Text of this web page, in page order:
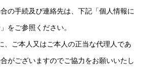
の手続及び連絡先は、下記「個人情報に
をご参照ください。
、ご本人又はご本人の正当な代理人であ
がございますのでご協力をお願いいたし